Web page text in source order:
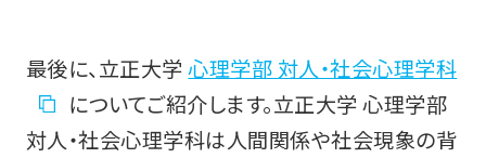
最後に、立正大学心理学部 対人・社会心理学科
についてご紹介します。立正大学 心理学部
対人・社会心理学科は人間関係や社会現象の背